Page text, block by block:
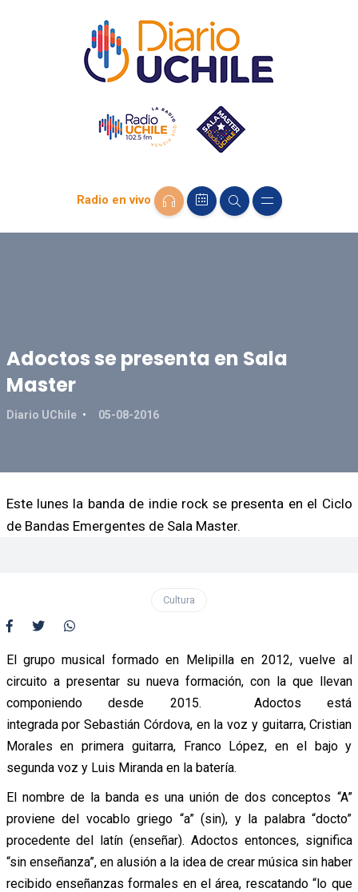
Radio en vivo
Adoctos se presenta en Sala
Master
Diario UChile 05-08-2016
Este lunes la banda de indie rock se presenta en el Ciclo
de Bandas Emergentes de Sala Master.
Cultura
El grupo musical formado en Melipilla en 2012, vuelve al
circuito a presentar su nueva formación, con la que llevan
componiendo desde 2015. Adoctos está
integrada por Sebastián Córdova, en la voz y guitarra, Cristian
Morales en primera guitarra, Franco López, en el bajo y
segunda voz y Luis Miranda en la batería.
El nombre de la banda es una unión de dos conceptos “A”
proviene del vocablo griego “a” (sin), y la palabra “docto”
procedente del latín (enseñar). Adoctos entonces, significa
“sin enseñanza”, en alusión a la idea de crear música sin haber
recibido enseñanzas formales en el área, rescatando “lo que